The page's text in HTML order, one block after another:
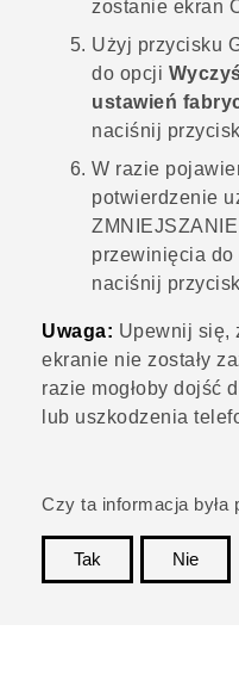
zostanie ekran
Użyj przycisku
do opcji
ustawień
naciśnij przycisk
W razie
potwierdzenie
ZMNIEJSZANIE
przewinięcia do
naciśnij przycisk
Uwaga: Upewnij się,
ekranie nie zostały
razie mogłoby dojść
lub uszkodzenia
Czy ta informacja była
Tak
Nie